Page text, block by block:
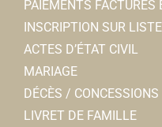
PAIEMENTS FACTURES
INSCRIPTION SUR
ACTES D’ÉTAT CIVIL
MARIAGE
DÉCÈS / CONCESSIONS
LIVRET DE FAMILLE